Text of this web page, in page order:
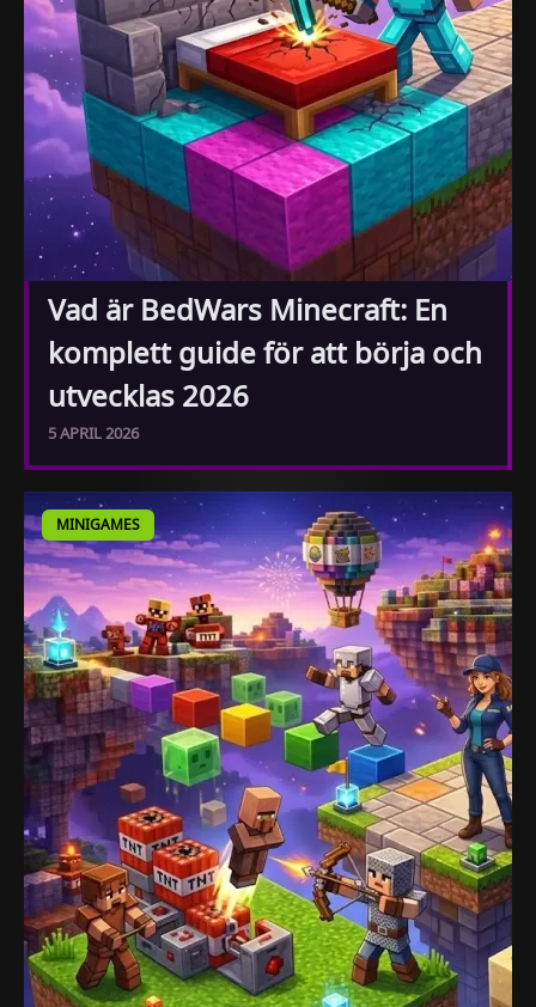
Vad är BedWars Minecraft: En
komplett guide för att börja och
utvecklas 2026
5 APRIL 2026
MINIGAMES